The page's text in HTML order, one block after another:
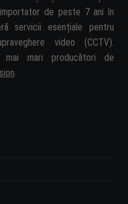
de peste 7 ani în
servicii esențiale pentru
video (CCTV).
mari producători de